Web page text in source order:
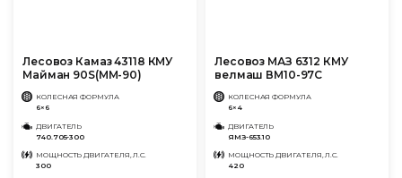
Лесовоз Камаз 43118 КМУ
Майман 90S(MM-90)
КОЛЕСНАЯ ФОРМУЛА
6×6
ДВИГАТЕЛЬ
740.705-300
МОЩНОСТЬ ДВИГАТЕЛЯ, Л.С.
300
Лесовоз МАЗ 6312 КМУ
велмаш ВМ10-97С
КОЛЕСНАЯ ФОРМУЛА
6×4
ДВИГАТЕЛЬ
ЯМЗ-653.10
МОЩНОСТЬ ДВИГАТЕЛЯ, Л.С.
420